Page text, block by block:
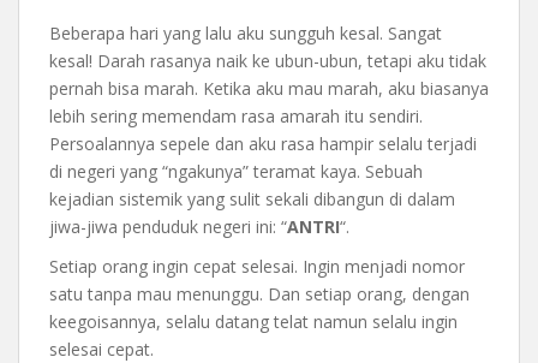
Beberapa hari yang lalu aku sungguh kesal. Sangat
kesal! Darah rasanya naik ke ubun-ubun, tetapi aku tidak
pernah bisa marah. Ketika aku mau marah, aku biasanya
lebih sering memendam rasa amarah itu sendiri.
Persoalannya sepele dan aku rasa hampir selalu terjadi
di negeri yang “ngakunya” teramat kaya. Sebuah
kejadian sistemik yang sulit sekali dibangun di dalam
jiwa-jiwa penduduk negeri ini: “ANTRI“.
Setiap orang ingin cepat selesai. Ingin menjadi nomor
satu tanpa mau menunggu. Dan setiap orang, dengan
keegoisannya, selalu datang telat namun selalu ingin
selesai cepat.